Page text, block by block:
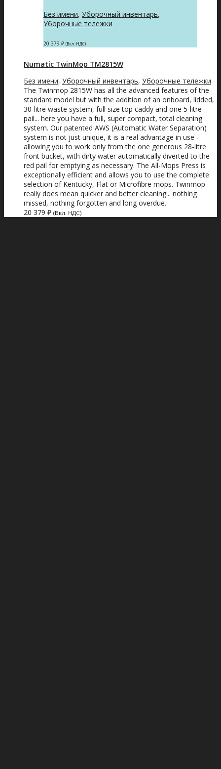
Без имени, Уборочный инвентарь,
Уборочные тележки
20 379 ₽ (Вкл. НДС)
Numatic TwinMop TM2815W
Без имени, Уборочный инвентарь, Уборочные тележки
The Twinmop 2815W has all the advanced features of the
standard model but with the addition of an onboard, lidded,
30-litre waste system, full size top caddy and one 5-litre
pail... here you have a full, super compact, total cleaning
system. Our patented AWS (Automatic Water Separation)
system is not just unique, it is a real advantage in use -
allowing you to work only from the one generous 28-litre
front bucket, with dirty water automatically diverted to the
red pail for emptying as necessary. The All-Mops Press is
exceptionally efficient and allows you to use the complete
selection of Kentucky, Flat or Microfibre mops. Twinmop
really does mean quicker and better cleaning... nothing
missed, nothing forgotten and long overdue.
20 379 ₽ (Вкл. НДС)